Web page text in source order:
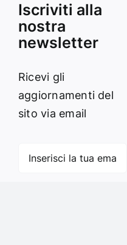
Iscriviti alla
nostra
newsletter
Ricevi gli
aggiornamenti del
sito via email